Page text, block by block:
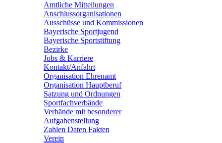
Amtli­che Mitteilungen
Anschluss­or­ga­ni­sa­tio­nen
Ausschüsse und Kommissionen
Baye­ri­sche Sportjugend
Baye­ri­sche Sportstiftung
Bezirke
Jobs & Karriere
Kontakt/​​Anfahrt
Orga­ni­sa­tion Ehrenamt
Orga­ni­sa­tion Hauptberuf
Satzung und Ordnungen
Sport­fach­ver­bände
Verbände mit beson­de­rer
Aufgabenstellung
Zahlen Daten Fakten
Verein